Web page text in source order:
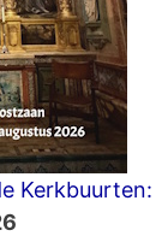
Kerkbuurten: